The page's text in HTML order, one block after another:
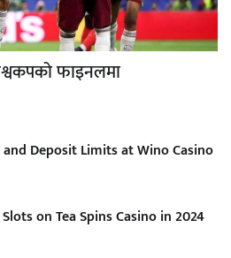
फाइनलमा
Deposit Limits at Wino Casino
on Tea Spins Casino in 2024